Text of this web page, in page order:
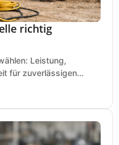
richtig
Leistung,
für zuverlässigen